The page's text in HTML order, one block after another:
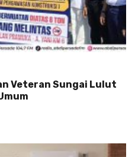
Veteran Sungai Lulut